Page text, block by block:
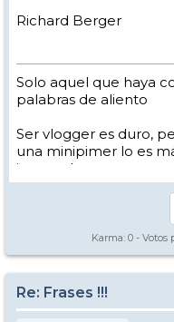
Richard Berger
Solo aquel que haya
palabras de aliento
Ser vlogger es duro,
una minipimer lo es
intento hacer.
Yo hago esquí
Los caminos del esquí
Karma: 0 - Votos
Re: Frases !!!